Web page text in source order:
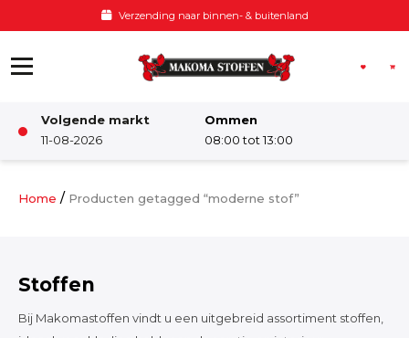
Voor 12:00 besteld, zelfde dag
Volgende markt
11-08-2026
Ommen
08:00 tot 13:00
Damesstoffen
Home / Producten getagged “moderne stof”
Stoffen
Bij Makomastoffen vindt u een uitgebreid assortiment stoffen,